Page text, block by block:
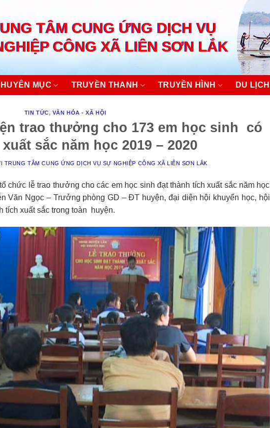
TÂM CUNG ỨNG DỊCH VỤ
CÔNG XÃ LIÊN SƠN LẮK
MỤC TRUYỀN THANH TRUYỀN HÌNH DU LỊCH
TIN TỨC, VĂN HÓA - XÃ HỘI
trao thưởng cho 173 em học sinh có
sắc năm học 2019 – 2020
TRUNG TÂM CUNG ỨNG DỊCH VỤ SỰ NGHIỆP CÔNG XÃ LIÊN SƠN LẮK
chức lễ trao thưởng cho các em học sinh đạt thành tích xuất sắc năm học
Văn Ngọc – Trưởng phòng GD – ĐT huyện, đại diện hội khuyến học, hội
tích xuất sắc trong toàn huyện.